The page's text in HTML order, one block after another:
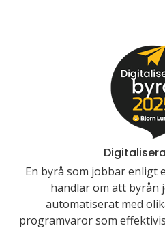
En byrå som jobbar enligt
handlar om att byrån
automatiserat med
programvaror som